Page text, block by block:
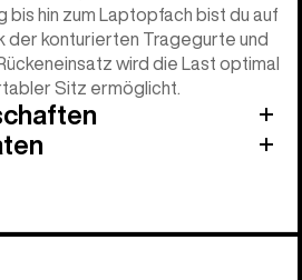
bis hin zum Laptopfach bist du auf
der konturierten Tragegurte und
wird die Last optimal
Sitz ermöglicht.